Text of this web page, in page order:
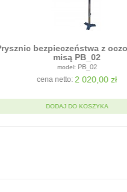
z oczomyjką z
misą PB_02
2 020,00 zł
DODAJ DO KOSZYKA